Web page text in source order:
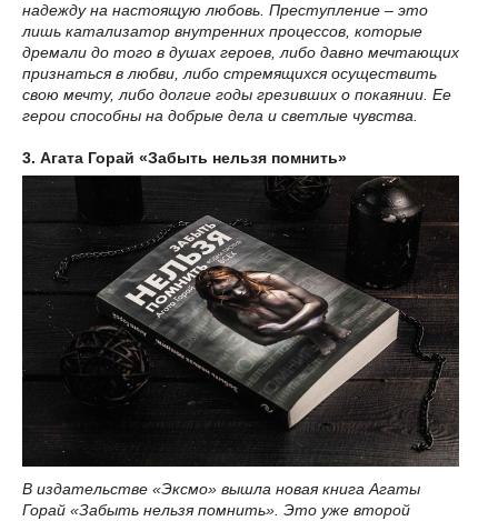
надежду на настоящую любовь. Преступление – это
лишь катализатор внутренних процессов, которые
дремали до того в душах героев, либо давно мечтающих
признаться в любви, либо стремящихся осуществить
свою мечту, либо долгие годы грезивших о покаянии. Ее
герои способны на добрые дела и светлые чувства.
3. Агата Горай «Забыть нельзя помнить»
В издательстве «Эксмо» вышла новая книга Агаты
Горай «Забыть нельзя помнить». Это уже второй